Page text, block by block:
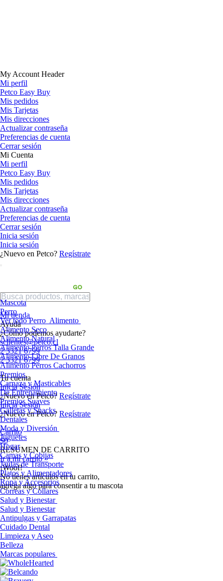
My Account Header
Mi perfil
Petco Easy Buy
Mis pedidos
Mis Tarjetas
Mis direcciones
Actualizar contraseña
Preferencias de cuenta
Cerrar sesión
Mi Cuenta
Mi perfil
Petco Easy Buy
Mis pedidos
Mis Tarjetas
Mis direcciones
Actualizar contraseña
Preferencias de cuenta
Cerrar sesión
Inicia sesión
Inicia sesión
¿Nuevo en Petco? Regístrate
Mi tienda
Ayuda
¿Cómo podemos ayudarte?
sclientes@petco.cl
2 3321 6799
2 3321 6799
Tu cuenta
Inicia Sesión
¿Nuevo en Petco? Regístrate
Inicia Sesión
¿Nuevo en Petco? Regístrate
Carrito
$0
RESUMEN DE CARRITO
Ir a mi carrito »
¡Woof!
No tíenes artículos en tu carrito,
agrega algo para consentir a tu mascota
Mascota
Perro
Ver todo Perro Alimento
Alimento Seco
Alimento Natural
Alimento Perros Talla Grande
Alimento Libre De Granos
Alimento Perros Cachorros
Premios
Carnaza y Masticables
De Entrenamiento
Premios Suaves
Galletas y Snacks
Dentales
Moda y Diversión
Juguetes
Hogar
Camas y Cobijas
Jaulas de Transporte
Platos y Alimentadores
Ropa y Accesorios
Correas y Collares
Salud y Bienestar
Salud y Bienestar
Antipulgas y Garrapatas
Cuidado Dental
Limpieza y Aseo
Belleza
Marcas populares